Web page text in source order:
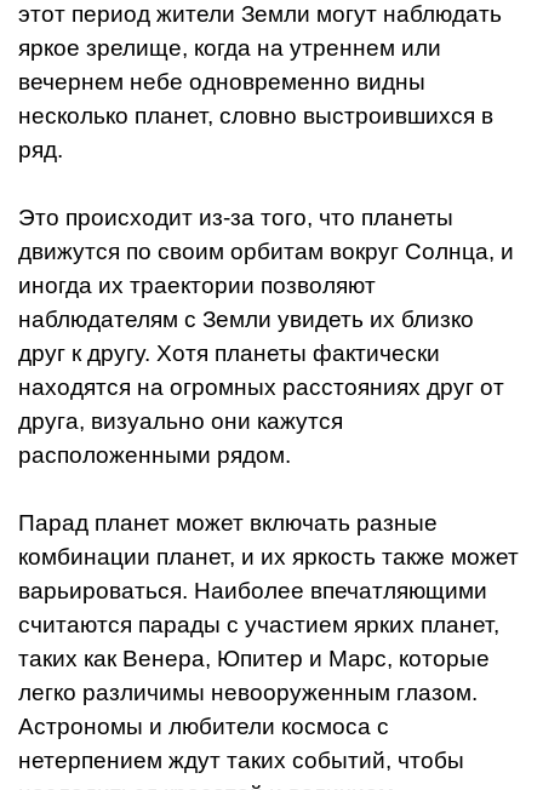
этот период жители Земли могут наблюдать
яркое зрелище, когда на утреннем или
вечернем небе одновременно видны
несколько планет, словно выстроившихся в
ряд.
Это происходит из-за того, что планеты
движутся по своим орбитам вокруг Солнца, и
иногда их траектории позволяют
наблюдателям с Земли увидеть их близко
друг к другу. Хотя планеты фактически
находятся на огромных расстояниях друг от
друга, визуально они кажутся
расположенными рядом.
Парад планет может включать разные
комбинации планет, и их яркость также может
варьироваться. Наиболее впечатляющими
считаются парады с участием ярких планет,
таких как Венера, Юпитер и Марс, которые
легко различимы невооруженным глазом.
Астрономы и любители космоса с
нетерпением ждут таких событий, чтобы